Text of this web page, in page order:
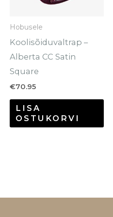
Hobusele
Koolisõiduvaltrap –
Alberta CC Satin
Square
€70.95
LISA
OSTUKORVI